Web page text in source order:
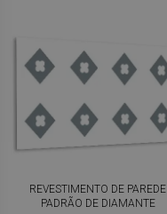
REVESTIMENTO DE PAREDE
PADRÃO DE DIAMANTE